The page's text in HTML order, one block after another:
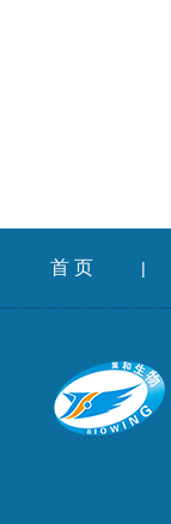
首 页 |